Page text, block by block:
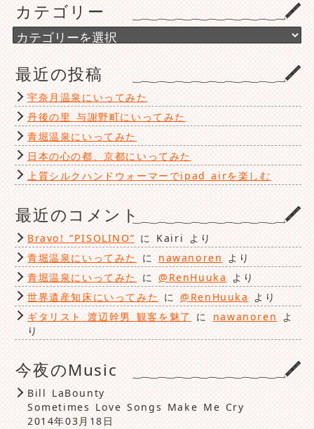
イ
ブ
カテゴリー
カ
テ
リ
ー
最近の投稿
宇奈月温泉にいってみた
丹後の里 与謝野町にいってみた
青堀温泉にいってみた
日本の心の都、京都にいってみた
上質シルクハンドウォーマーでipad airを楽しむ
最近のコメント
Bravo! “PISOLINO” に Kairi より
青堀温泉にいってみた
に nawanoren より
青堀温泉にいってみた
に @RenHuuka より
世界遺産知床にいってみた に@RenHuuka
より
ギタリスト 渡辺幹男 観客を魅了
に nawanoren
よ
り
今夜のMusic
Bill LaBounty
Sometimes Love Songs Make Me Cry
2014年03月18日